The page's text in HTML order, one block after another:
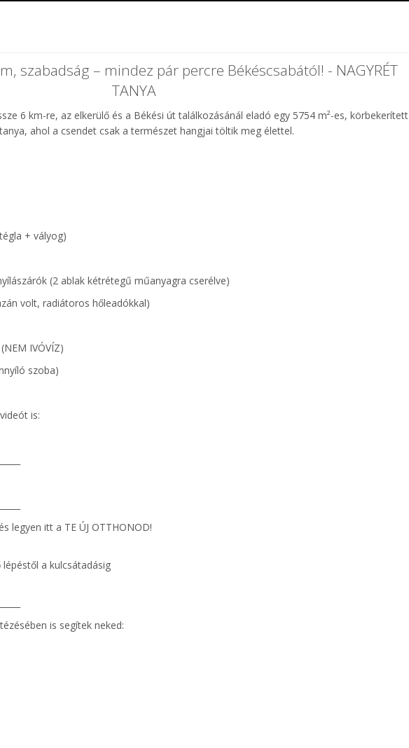
szabadság – mindez pár percre Békéscsabától! - NAGYRÉT
TANYA
6 km-re, az elkerülő és a Békési út találkozásánál eladó egy 5754 m²-es, körbekerített
ahol a csendet csak a természet hangjai töltik meg élettel.
+ vályog)
(2 ablak kétrétegű műanyagra cserélve)
volt, radiátoros hőleadókkal)
IVÓVÍZ)
szoba)
is:
legyen itt a TE ÚJ OTTHONOD!
a kulcsátadásig
is segítek neked: